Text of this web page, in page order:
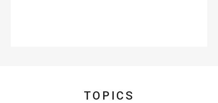
TOPICS